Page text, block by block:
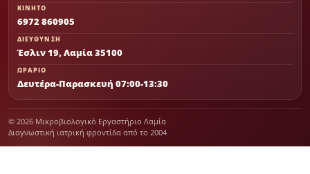
ΚΙΝΗΤΟ
6972 860905
ΔΙΕΥΘΥΝΣΗ
Έσλιν 19, Λαμία 35100
ΩΡΑΡΙΟ
Δευτέρα-Παρασκευή 07:00-13:30
© 2026 Μικροβιολογικό Εργαστήριο Λαμία
Διαγνωστική ιατρική φροντίδα από το 2004